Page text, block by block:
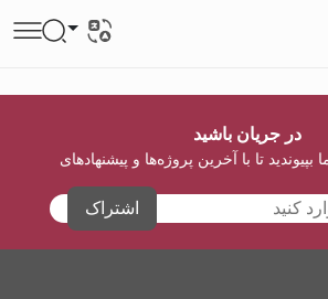
در جریان باشید
تا با آخرین پروژه‌ها و پیشنهادهای
اشتراک